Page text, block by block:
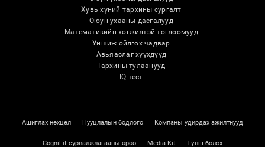
Хувь хүний ​​тархины сургалт
Оюун ухааны дасгалууд
Математикийн хөгжилтэй тоглоомууд
Уншиж ойлгох чадвар
Авьяаслаг хүүхдүүд
Тархины тулаанууд
IQ тест
Ашиглах нөхцөл Нууцлалын бодлого Компаны удирдах ажилтнууд
CogniFit сурвалжлагааны өрөө Media Kit Түнш болох